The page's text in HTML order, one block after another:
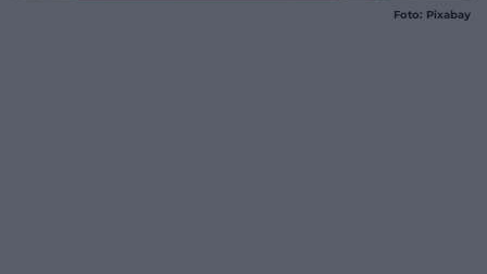
Foto: Pixabay